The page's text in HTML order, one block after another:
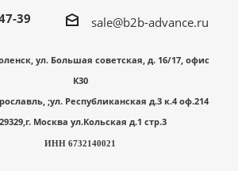
39 sale@b2b-advance.ru
ул. Большая советская, д. 16/17, офис
К30
;ул. Республиканская д.3 к.4 оф.214
Москва ул.Кольская д.1 стр.3
ИНН 6732140021